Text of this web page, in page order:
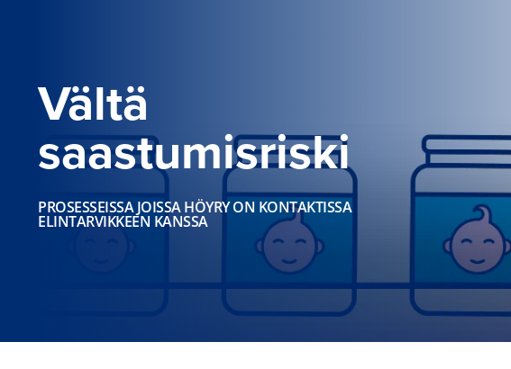
Vältä
saastumisriski
PROSESSEISSA JOISSA HÖYRY ON KONTAKTISSA
ELINTARVIKKEEN KANSSA